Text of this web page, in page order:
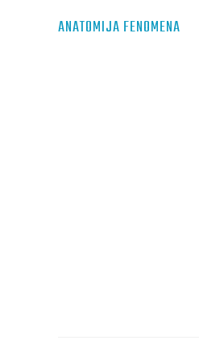
ANATOMIJA FENOMENA